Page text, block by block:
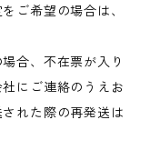
ご希望の場合は、
合、不在票が入り
にご連絡のうえお
れた際の再発送は